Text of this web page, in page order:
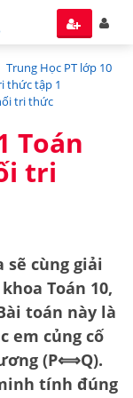
Trung Học PT lớp 10
thức tập 1
tri thức
Toán
tri
sẽ cùng giải
Toán 10,
toán này là
em củng cố
(P⟺Q).
tính đúng